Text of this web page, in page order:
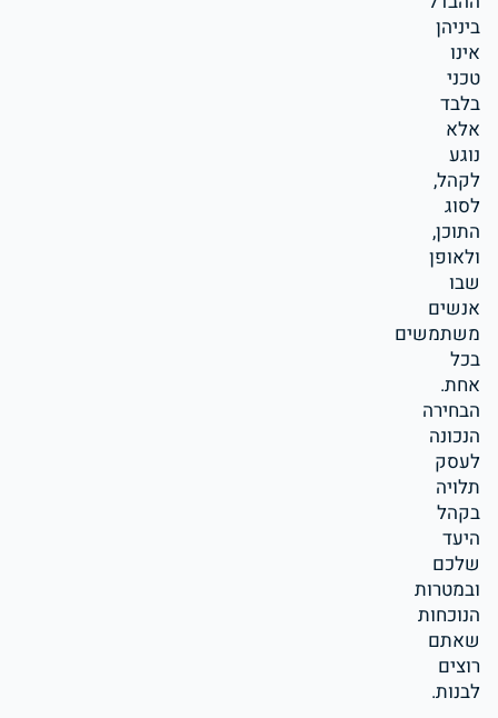
ביניהן
אינו
טכני
בלבד
אלא
נוגע
לקהל,
לסוג
התוכן,
ולאופן
שבו
אנשים
משתמשים
בכל
אחת.
הבחירה
הנכונה
לעסק
תלויה
בקהל
היעד
שלכם
ובמטרות
הנוכחות
שאתם
רוצים
לבנות.